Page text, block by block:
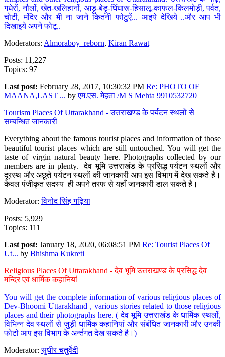
गधेरों, नौलों, खेत-खलिहानों, आड़ू-बेड़ू-घिंघारू-हिसालू-काफल-किलमोड़ी, पर्वत,
चोटी, मंदिर और भी ना जाने कितनी फोटुऐं... आइये देखिये ..और आप भी
दिखाइये अपने फोटू..
Moderators: Almoraboy_reborn, Kiran Rawat
Posts: 11,227
Topics: 97
Last post: February 28, 2017, 10:30:32 PM Re: PHOTO OF
MAANA,LAST ... byएम.एस. मेहता /M S Mehta 9910532720
Tourism Places Of Uttarakhand - उत्तराखण्ड के पर्यटन स्थलों से
सम्बन्धित जानकारी
Everything about the famous tourist places and information of those
beautiful tourist places which are still untouched. You will get the
taste of virgin natural beauty here. Photographs collected by our
members are in plenty. देव भूमि उत्तराखंड के प्रसिद्ध पर्यटन स्थलों और
दूरस्थ और अछूते पर्यटन स्थलों की जानकारी आप इस विभाग में देख सकते है।
केवल पंजीकृत सदस्य ही अपने तरफ से यहाँ जानकारी डाल सकते है।
Moderator:विनोद सिंह गढ़िया
Posts: 5,929
Topics: 111
Last post: January 18, 2020, 06:08:51 PM Re: Tourist Places Of
Ut... by Bhishma Kukreti
Religious Places Of Uttarakhand - देव भूमि उत्तराखण्ड के प्रसिद्ध देव
मन्दिर एवं धार्मिक कहानियां
You will get the complete information of various religious places of
Dev-Bhoomi Uttarakhand , various stories related to those religious
places and their photographs here. ( देव भूमि उत्तराखंड के धार्मिक स्थलों,
विभिन्न देव स्थलों से जुड़ी धार्मिक कहानियां और संबंधित जानकारी और उनकी
फोटो आप इस विभाग के अर्न्तगत देख सकते है।)
Moderator:सुधीर चतुर्वेदी